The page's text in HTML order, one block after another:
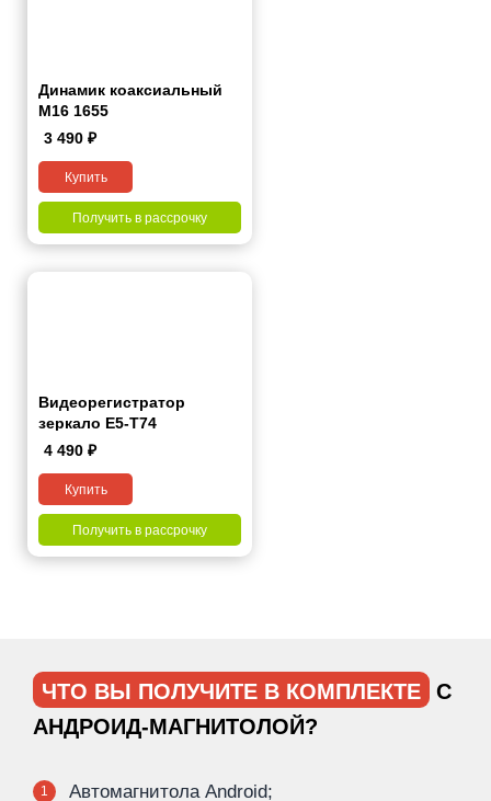
Динамик коаксиальный
M16 1655
3 490 ₽
Купить
Получить в рассрочку
Видеорегистратор
зеркало E5-T74
4 490 ₽
Купить
Получить в рассрочку
ЧТО ВЫ ПОЛУЧИТЕ В КОМПЛЕКТЕ
С
АНДРОИД-МАГНИТОЛОЙ?
1 Автомагнитола Android;